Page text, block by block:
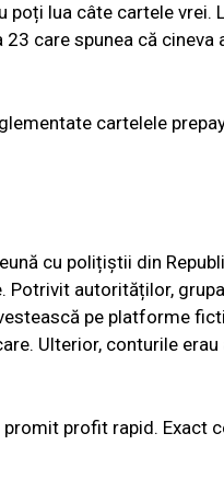
poți lua câte cartele vrei.
care spunea că cineva
cartelele
cu polițiștii din
Potrivit autorităților,
pe platforme
Ulterior, conturile erau
profit rapid. Exact